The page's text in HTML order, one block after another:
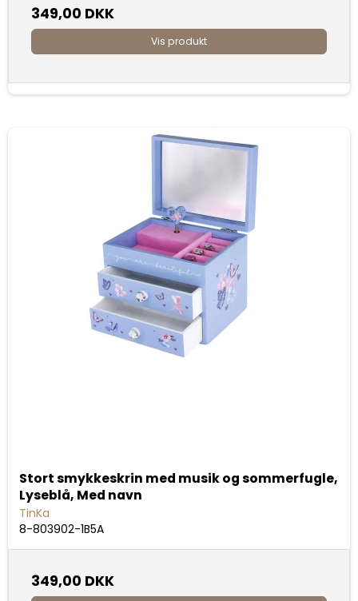
349,00 DKK
Vis produkt
Stort smykkeskrin med musik og sommerfugle,
Lyseblå, Med navn
TinKa
8-803902-1B5A
349,00 DKK